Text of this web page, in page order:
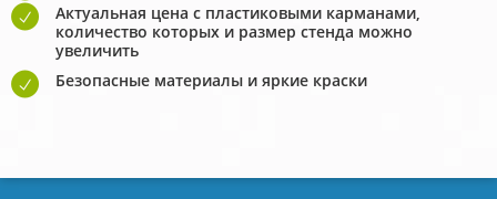
Актуальная цена с пластиковыми карманами,
количество которых и размер стенда можно
увеличить
Безопасные материалы и яркие краски